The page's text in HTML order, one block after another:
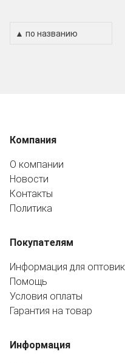
Компания
О компании
Новости
Контакты
Политика
Покупателям
Информация для
Помощь
Условия оплаты
Гарантия на товар
Информация